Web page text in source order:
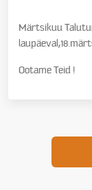
Märtsikuu
Ootame Teid !